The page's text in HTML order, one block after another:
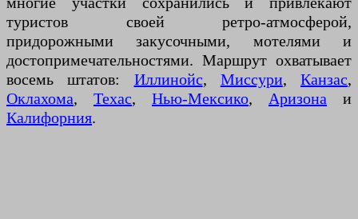
туристов своей ретро-атмосферой,
придорожными закусочными, мотелями и
достопримечательностями. Маршрут охватывает
восемь штатов: Иллинойс, Миссури, Канзас,
Оклахома, Техас, Нью-Мексико, Аризона и
Калифорния.